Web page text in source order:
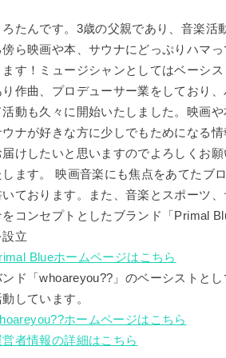
ろたんです。3歳の父親であり、音楽活
傍ら映画や本、サウナにどっぷりハマっ
ます！ミュージシャンとしてはベーシス
り作曲、プロデューサー業をしており、
活動も久々に開始いたしました。映画や
ウナが好きな方に少しでもためになる情
届けしたいと思いますのでよろしくお願
します。 映画音楽にも焦点をあてたブ
いております。また、音楽とスポーツ、
をコンセプトとしたブランド「Primal
設立
Blueホームページはこちら
ンド「whoareyou??」のベーシストとし
しています。
ホームページはこちら
営者情報の詳細はこちら